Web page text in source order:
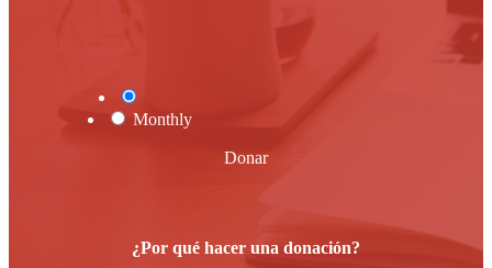
Monthly
Donar
¿Por qué hacer una donación?